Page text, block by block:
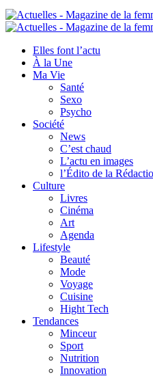
Elles font l’actu
À la Une
Ma Vie
Santé
Sexo
Psycho
Société
News
C’est chaud
L’actu en images
l’Édito de la
Culture
Livres
Cinéma
Art
Agenda
Lifestyle
Beauté
Mode
Voyage
Cuisine
Hight Tech
Tendances
Minceur
Sport
Nutrition
Innovation